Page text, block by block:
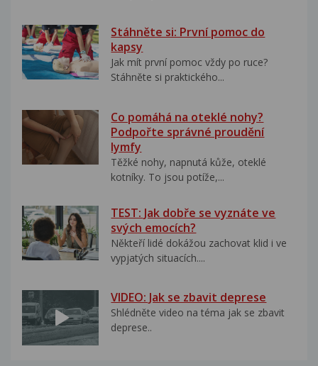
Stáhněte si: První pomoc do
kapsy
Jak mít první pomoc vždy po ruce?
Stáhněte si praktického...
Co pomáhá na oteklé nohy?
Podpořte správné proudění
lymfy
Těžké nohy, napnutá kůže, oteklé
kotníky. To jsou potíže,...
TEST: Jak dobře se vyznáte ve
svých emocích?
Někteří lidé dokážou zachovat klid i ve
vypjatých situacích....
VIDEO: Jak se zbavit deprese
Shlédněte video na téma jak se zbavit
deprese..